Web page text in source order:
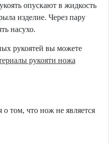
опускают в жидкость
изделие. Через пару
насухо.
рукоятей вы можете
рукояти ножа
о том, что нож не является